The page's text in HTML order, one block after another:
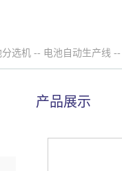
分选机 -- 电池自动生产线 --
产品展示